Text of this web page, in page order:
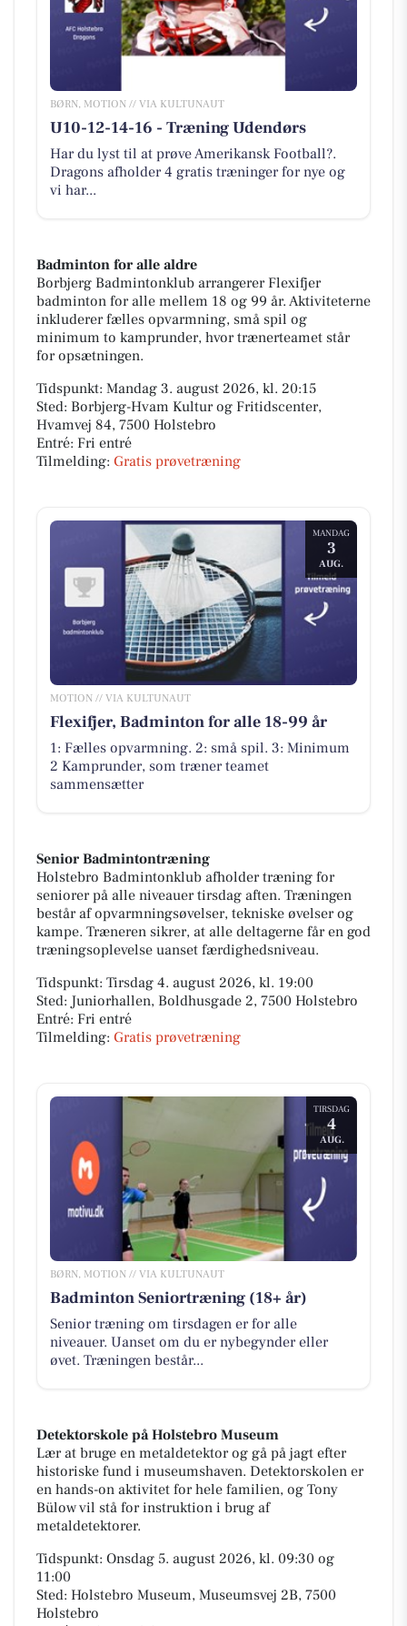
BØRN, MOTION // VIA KULTUNAUT
U10-12-14-16 - Træning Udendørs
Har du lyst til at prøve Amerikansk Football?.
Dragons afholder 4 gratis træninger for nye og
vi har...
Badminton for alle aldre
Borbjerg Badmintonklub arrangerer Flexifjer
badminton for alle mellem 18 og 99 år. Aktiviteterne
inkluderer fælles opvarmning, små spil og
minimum to kamprunder, hvor trænerteamet står
for opsætningen.
Tidspunkt: Mandag 3. august 2026, kl. 20:15
Sted: Borbjerg-Hvam Kultur og Fritidscenter,
Hvamvej 84, 7500 Holstebro
Entré: Fri entré
Tilmelding: Gratis prøvetræning
MANDAG
3
AUG.
MOTION // VIA KULTUNAUT
Flexifjer, Badminton for alle 18-99 år
1: Fælles opvarmning. 2: små spil. 3: Minimum
2 Kamprunder, som træner teamet
sammensætter
Senior Badmintontræning
Holstebro Badmintonklub afholder træning for
seniorer på alle niveauer tirsdag aften. Træningen
består af opvarmningsøvelser, tekniske øvelser og
kampe. Træneren sikrer, at alle deltagerne får en god
træningsoplevelse uanset færdighedsniveau.
Tidspunkt: Tirsdag 4. august 2026, kl. 19:00
Sted: Juniorhallen, Boldhusgade 2, 7500 Holstebro
Entré: Fri entré
Tilmelding: Gratis prøvetræning
TIRSDAG
4
AUG.
BØRN, MOTION // VIA KULTUNAUT
Badminton Seniortræning (18+ år)
Senior træning om tirsdagen er for alle
niveauer. Uanset om du er nybegynder eller
øvet. Træningen består...
Detektorskole på Holstebro Museum
Lær at bruge en metaldetektor og gå på jagt efter
historiske fund i museumshaven. Detektorskolen er
en hands-on aktivitet for hele familien, og Tony
Bülow vil stå for instruktion i brug af
metaldetektorer.
Tidspunkt: Onsdag 5. august 2026, kl. 09:30 og
11:00
Sted: Holstebro Museum, Museumsvej 2B, 7500
Holstebro